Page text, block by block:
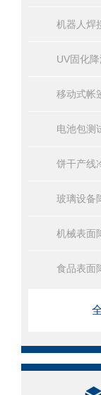
机器人焊
UV固化
移动式帐
电池包测
饼干产线
玻璃设备
机械表面
食品表面